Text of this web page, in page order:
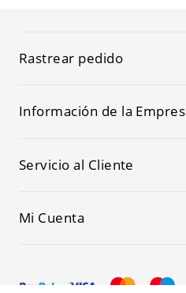
Rastrear pedido
Información de la
Servicio al Cliente
Mi Cuenta